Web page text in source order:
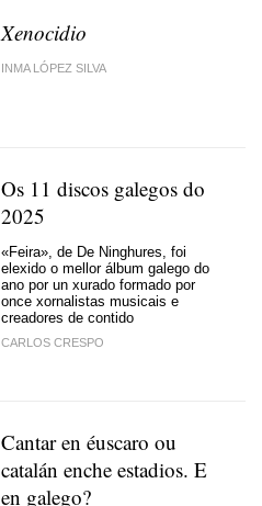
Xenocidio
INMA LÓPEZ SILVA
Os 11 discos galegos do
2025
«Feira», de De Ninghures, foi
elexido o mellor álbum galego do
ano por un xurado formado por
once xornalistas musicais e
creadores de contido
CARLOS CRESPO
Cantar en éuscaro ou
catalán enche estadios. E
en galego?